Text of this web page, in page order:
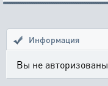
Информация
Вы не авторизованы